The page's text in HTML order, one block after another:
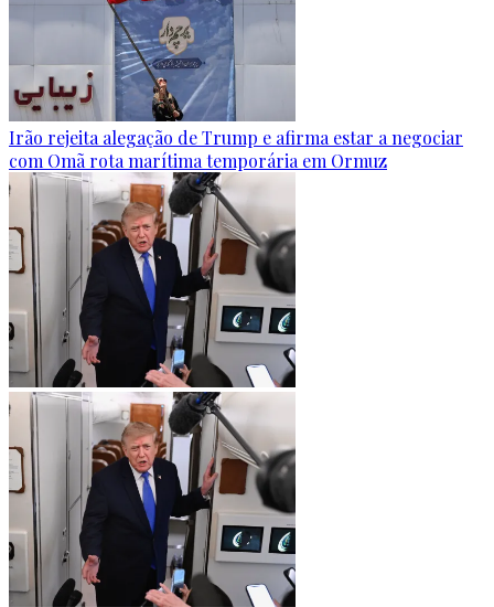
Irão rejeita alegação de Trump e afirma estar a negociar
com Omã rota marítima temporária em Ormuz